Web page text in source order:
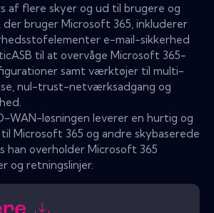
af flere skyer og ud til brugere og
der bruger Microsoft 365, inkluderer
e-mail-sikkerhed
til at overvåge Microsoft 365-
samt værktøjer til multi-
nul-trust-netværksadgang og
WAN-løsningen leverer en hurtig og
Microsoft 365 og andre skybaserede
han overholder Microsoft 365
og retningslinjer.